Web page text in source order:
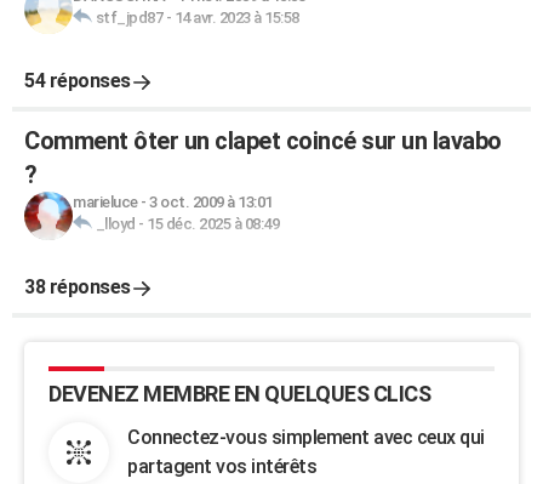
stf_jpd87- 14 avr. 2023 à 15:58
54 réponses
Comment ôter un clapet coincé sur un lavabo
?
marieluce- 3 oct. 2009 à 13:01
_lloyd - 15 déc. 2025 à 08:49
38 réponses
DEVENEZ MEMBRE EN QUELQUES CLICS
Connectez-vous simplement avec ceux qui
partagent vos intérêts